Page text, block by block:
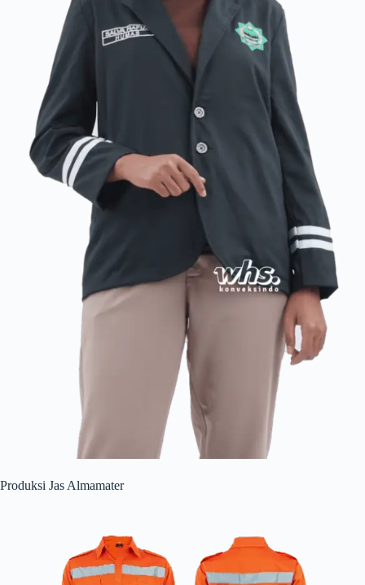
Produksi Jas Almamater